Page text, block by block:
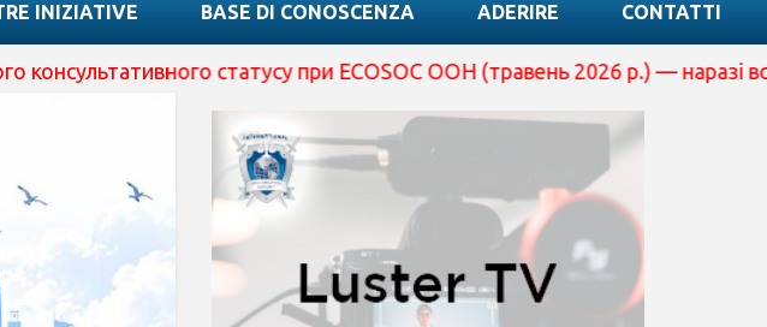
INIZIATIVE BASE DI CONOSCENZA ADERIRE CONTATTI
статусу при ECOSOC ООН (травень 2026 р.) — наразі